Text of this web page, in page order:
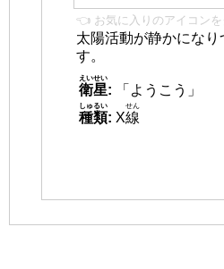
👈 お気に入りのアイコンを
太陽活動が静かにな
す。
衛星
えいせい
:
「ようこう」
種類
しゅるい
: X線
せん